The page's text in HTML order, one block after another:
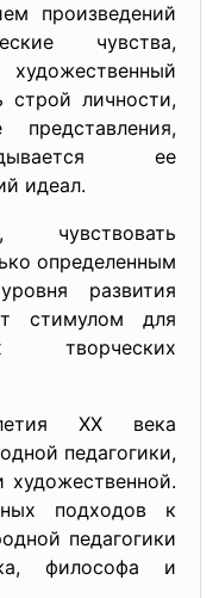
произведений
чувства,
строй личности,
ее
идеал.
чувствовать
определенным
развития
стимулом для
творческих
ХХ века
педагогики,
подходов к
педагогики
философа и